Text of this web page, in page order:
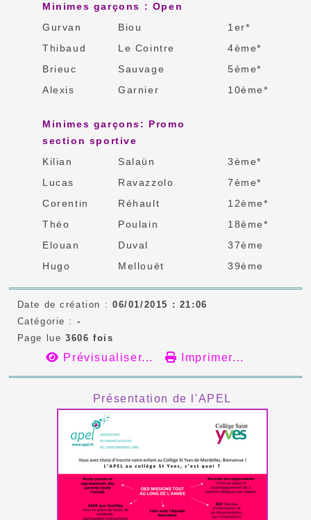
Présentation de l'APEL
Minimes garçons : Open
Gurvan
Biou
1er*
Thibaud
Le Cointre
4ème*
Brieuc
Sauvage
5ème*
Alexis
Garnier 10ème*
Minimes garçons: Promo
section sportive
Kilian
Salaün
3ème*
Lucas
Ravazzolo
7ème*
Corentin
Réhault
12ème*
Théo
Poulain
18ème*
Elouan
Duval
37ème
Hugo
Mellouët 39ème
Date de création : 06/01/2015 : 21:06
Catégorie : -
Page lue 3606 fois
Prévisualiser... Imprimer...